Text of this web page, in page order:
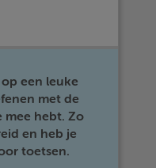
een leuke
met de
mee hebt. Zo
en heb je
toetsen.